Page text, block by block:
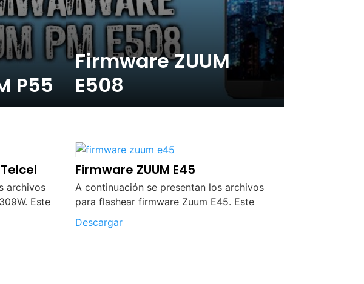
P55
Firmware ZUUM
E508
archivos
Este
Firmware ZUUM E45
A continuación se presentan los archivos
para flashear firmware Zuum E45. Este
Descargar